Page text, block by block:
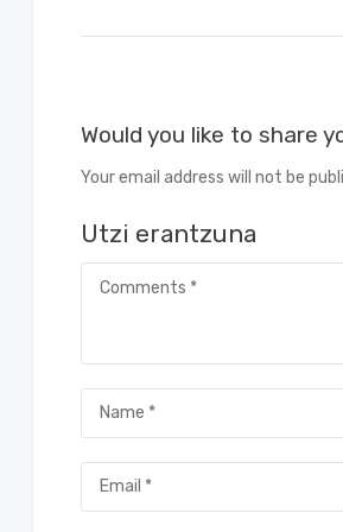
Would you like to share
Your email address will not be
Utzi erantzuna